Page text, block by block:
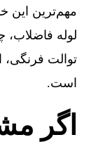
مهم‌ترین این
لوله فاضلاب،
توالت فرنگی،
است.
اگر